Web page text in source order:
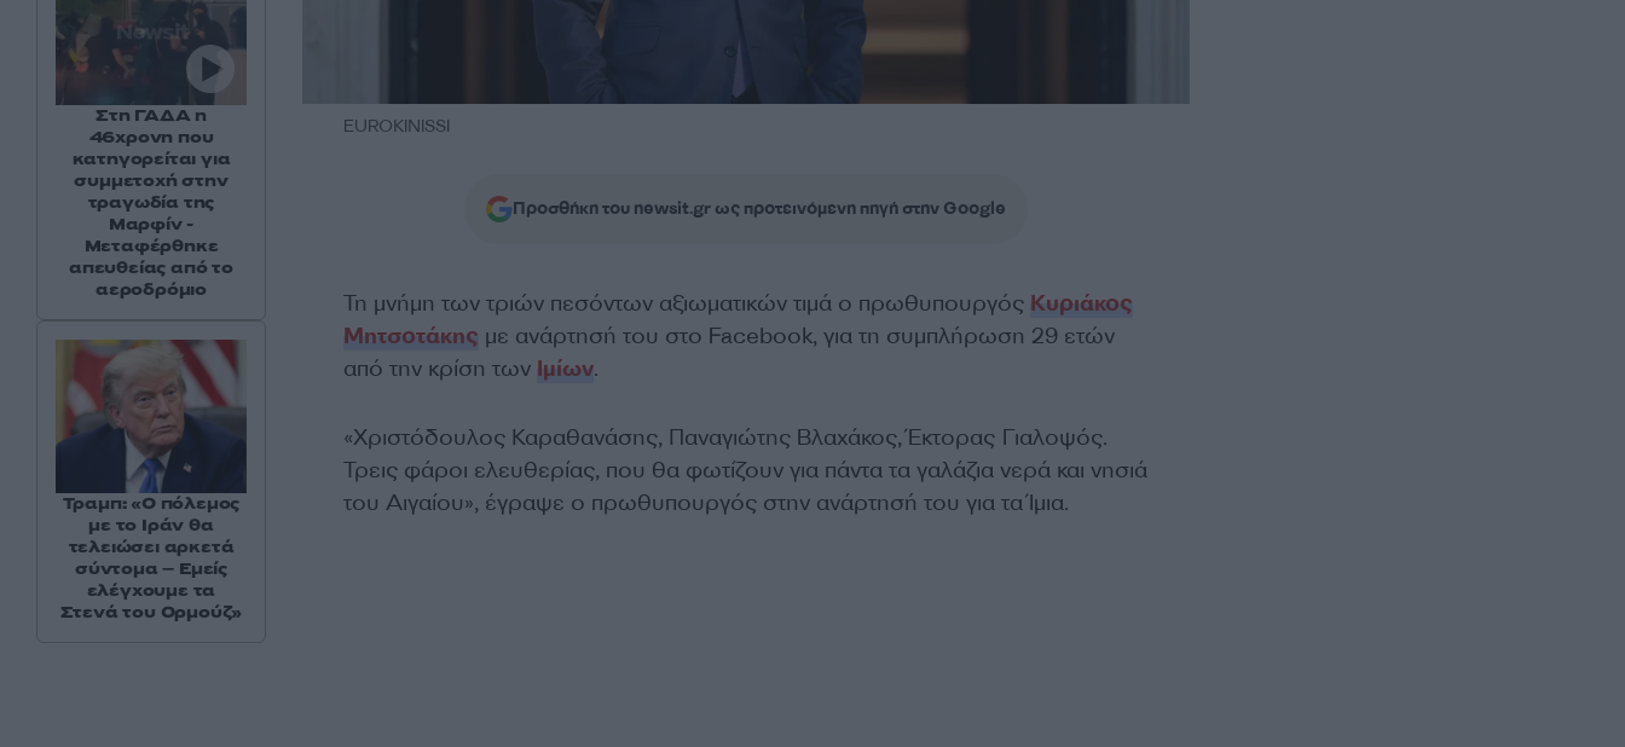
EUROKINISSI
Προσθήκη του newsit.gr ως προτεινόμενη πηγή στην Google
Τη μνήμη των τριών πεσόντων αξιωματικών τιμά ο πρωθυπουργός Κυριάκος
Μητσοτάκης με ανάρτησή του στο Facebook, για τη συμπλήρωση 29 ετών
από την κρίση των Ιμίων.
«Χριστόδουλος Καραθανάσης, Παναγιώτης Βλαχάκος, Έκτορας Γιαλοψός.
Τρεις φάροι ελευθερίας, που θα φωτίζουν για πάντα τα γαλάζια νερά και νησιά
του Αιγαίου», έγραψε ο πρωθυπουργός στην ανάρτησή του για τα Ίμια.
Στη ΓΑΔΑ η
46χρονη που
κατηγορείται για
συμμετοχή στην
τραγωδία της
Μαρφίν -
Μεταφέρθηκε
απευθείας από το
αεροδρόμιο
Τραμπ: «Ο πόλεμος
με το Ιράν θα
τελειώσει αρκετά
σύντομα – Εμείς
ελέγχουμε τα
Στενά του Ορμούζ»